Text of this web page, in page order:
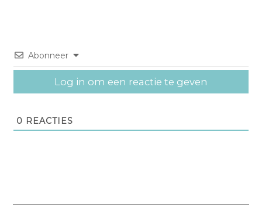
Abonneer
Log in om een reactie te geven
0 REACTIES